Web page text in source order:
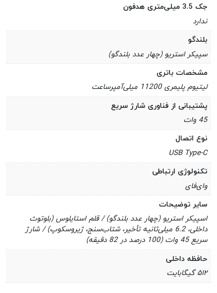
جک 3.5 میلی‌متری هدفون
ندارد
بلندگو
سپیکر استریو (چهار عدد بلندگو)
مشخصات باتری
لیتیوم پلیمری 11200 میلی‌آمپرساعت
پشتیبانی از فناوری شارژ سریع
45 وات
نوع اتصال
USB Type-C
تکنولوژی ارتباطی
وای‌فای
سایر توضیحات
اسپیکر استریو (چهار عدد بلندگو) / قلم استایلوس (بلوتوث
داخلی، 6.2 میلی‌ثانیه تأخیر، شتاب‌سنج، ژیروسکوپ) / شارژ
سریع 45 وات (100 درصد در 82 دقیقه)
حافظه داخلی
۵۱۲ گیگابایت